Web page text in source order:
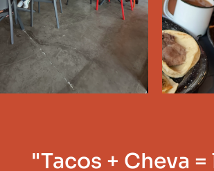
"Tacos + Cheva =